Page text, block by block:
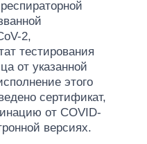
2,
тестирования
от указанной
этого
сертификат,
от COVID-
версиях.